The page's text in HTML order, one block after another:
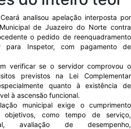
analisou apelação interposta por
de Juazeiro do Norte contra
o pedido de reenquadramento
para Inspetor, com pagamento de
verificar se o servidor comprovou o
previstos na Lei Complementar
quanto à existência de
à ascensão funcional.
municipal exige o cumprimento
objetivos, como tempo de serviço,
avaliação de desempenho,